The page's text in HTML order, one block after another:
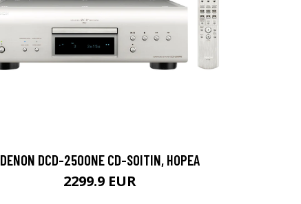
DENON DCD-2500NE CD-SOITIN, HOPEA
2299.9 EUR